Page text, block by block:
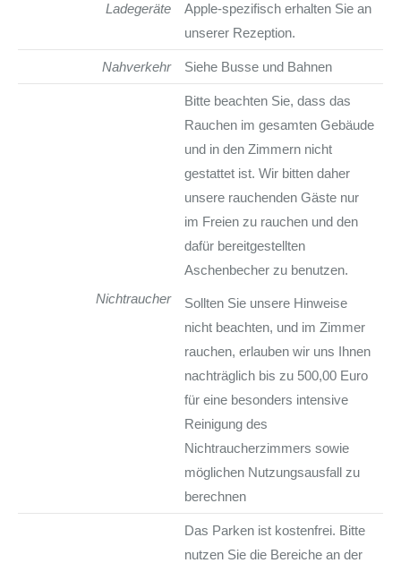
Ladegeräte
Apple-spezifisch erhalten Sie an
unserer Rezeption.
Nahverkehr Siehe Busse und Bahnen
Nichtraucher
Bitte beachten Sie, dass das
Rauchen im gesamten Gebäude
und in den Zimmern nicht
gestattet ist. Wir bitten daher
unsere rauchenden Gäste nur
im Freien zu rauchen und den
dafür bereitgestellten
Aschenbecher zu benutzen.
Sollten Sie unsere Hinweise
nicht beachten, und im Zimmer
rauchen, erlauben wir uns Ihnen
nachträglich bis zu 500,00 Euro
für eine besonders intensive
Reinigung des
Nichtraucherzimmers sowie
möglichen Nutzungsausfall zu
berechnen
Das Parken ist kostenfrei. Bitte
nutzen Sie die Bereiche an der